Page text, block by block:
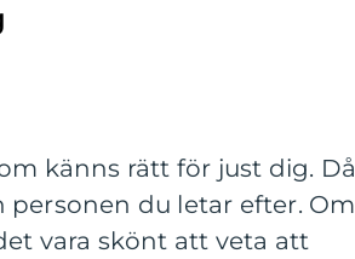
känns rätt för just dig. Då
du letar efter. Om
vara skönt att veta att